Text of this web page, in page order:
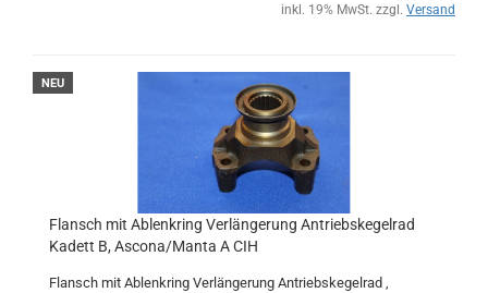
inkl. 19% MwSt. zzgl. Versand
NEU
Flansch mit Ablenkring Verlängerung Antriebskegelrad
Kadett B, Ascona/Manta A CIH
Flansch mit Ablenkring Verlängerung Antriebskegelrad ,